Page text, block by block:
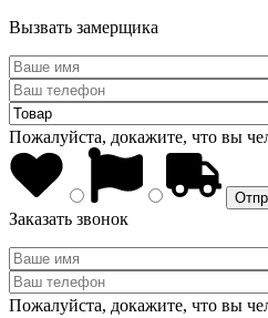
Вызвать замерщика
Пожалуйста, докажите, что вы
Заказать звонок
Пожалуйста, докажите, что вы